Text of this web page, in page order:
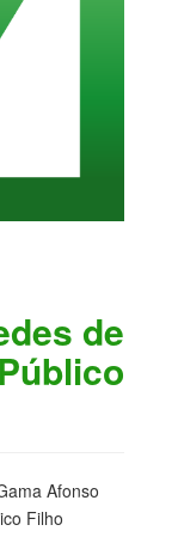
de
Afonso
Filho